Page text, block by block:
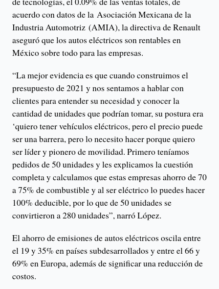
acuerdo con datos de la Asociación Mexicana de la
Industria Automotriz (AMIA), la directiva de Renault
aseguró que los autos eléctricos son rentables en
México sobre todo para las empresas.
“La mejor evidencia es que cuando construimos el
presupuesto de 2021 y nos sentamos a hablar con
clientes para entender su necesidad y conocer la
cantidad de unidades que podrían tomar, su postura era
‘quiero tener vehículos eléctricos, pero el precio puede
ser una barrera, pero lo necesito hacer porque quiero
ser líder y pionero de movilidad. Primero teníamos
pedidos de 50 unidades y les explicamos la cuestión
completa y calculamos que estas empresas ahorro de 70
a 75% de combustible y al ser eléctrico lo puedes hacer
100% deducible, por lo que de 50 unidades se
convirtieron a 280 unidades”, narró López.
El ahorro de emisiones de autos eléctricos oscila entre
el 19 y 35% en países subdesarrollados y entre el 66 y
69% en Europa, además de significar una reducción de
costos.